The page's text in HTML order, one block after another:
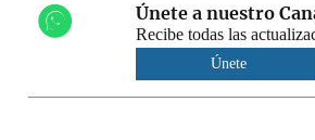
Únete a nuestro
Recibe todas las
Únete